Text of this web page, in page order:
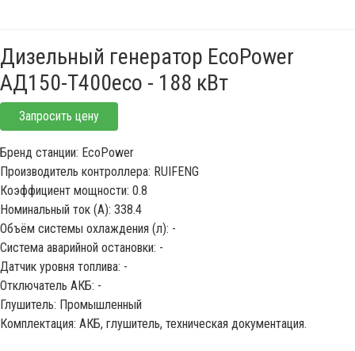
Дизельный генератор EcoPower
АД150-T400eco - 188 кВт
Запросить цену
Бренд станции: EcoPower
Производитель контроллера: RUIFENG
Коэффициент мощности: 0.8
Номинальный ток (А): 338.4
Объём системы охлаждения (л): -
Система аварийной остановки: -
Датчик уровня топлива: -
Отключатель АКБ: -
Глушитель: Промышленный
Комплектация: АКБ, глушитель, техническая документация.